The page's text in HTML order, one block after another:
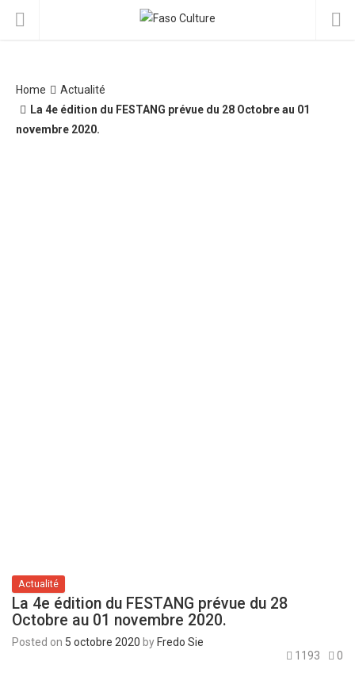
Home
Actualité
La 4e édition du FESTANG prévue du 28 Octobre au 01
novembre 2020.
Actualité
La 4e édition du FESTANG prévue du 28
Octobre au 01 novembre 2020.
Posted on 5 octobre 2020 by Fredo Sie
1193
0